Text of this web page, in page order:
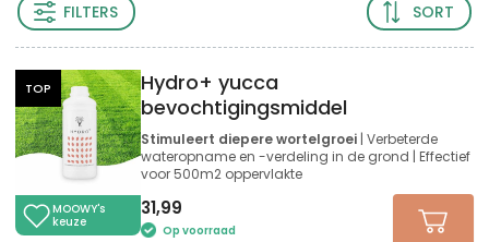
FILTERS SORT
TOP
MOOWY's
keuze
Hydro+ yucca
bevochtigingsmiddel
Stimuleert diepere wortelgroei | Verbeterde
wateropname en -verdeling in de grond | Effectief
voor 500m2 oppervlakte
31,99
Op voorraad